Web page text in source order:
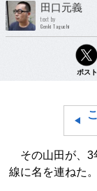
田口元義
text by
Genki Taguchi
ポスト
その山田が、3
線に名を連ねた。